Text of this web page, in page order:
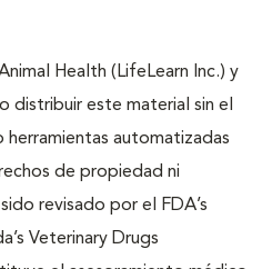
Health (LifeLearn Inc.) y
distribuir este material sin el
automatizadas
de propiedad ni
revisado por el FDA’s
Veterinary Drugs